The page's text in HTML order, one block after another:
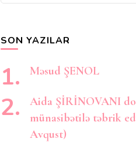
SON YAZILAR
Məsud ŞENOL
Aida ŞİRİNOVANI
münasibətilə təbrik
Avqust)